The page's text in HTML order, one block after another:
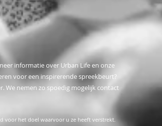
informatie over Urban Life en onze
voor een inspirerende spreekbeurt?
We nemen zo spoedig mogelijk contact
voor het doel waarvoor u ze heeft verstrekt.